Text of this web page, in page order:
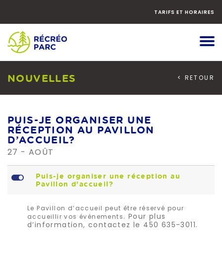
vers
bas
TARIFS ET HORAIRES
NOUVELLES < RETOUR
PUIS-JE ORGANISER UNE
RÉCEPTION AU PAVILLON
D’ACCUEIL?
27 - AOÛT
L
Puis-je organiser une réception au
Pavillon d’accueil?
Le Pavillon d’accueil peut être réservé pour
accueillir vos événements. Pour plus
d’information, contactez le 450 635-3011.